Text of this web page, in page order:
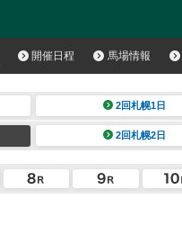
開催日程 馬場情報
2回札幌1日
2回札幌2日